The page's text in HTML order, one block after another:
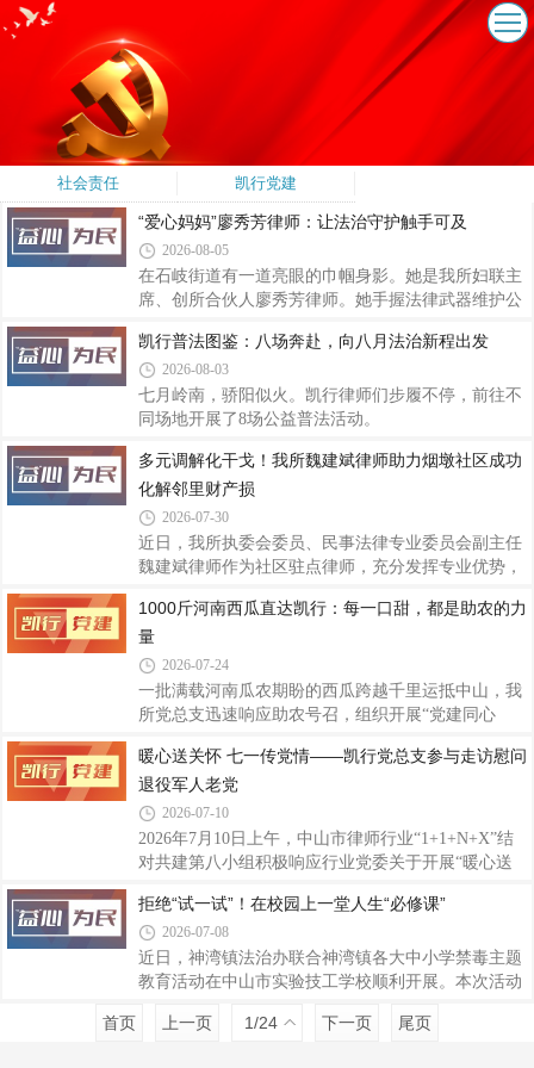
社会责任 凯行党建
“爱心妈妈”廖秀芳律师：让法治守护触手可及
2026-08-05
在石岐街道有一道亮眼的巾帼身影。她是我所妇联主
席、创所合伙人廖秀芳律师。她手握法律武器维护公
中可靠温暖的“爱心妈妈”。
凯行普法图鉴：八场奔赴，向八月法治新程出发
2026-08-03
七月岭南，骄阳似火。凯行律师们步履不停，前往不
同场地开展了8场公益普法活动。
多元调解化干戈！我所魏建斌律师助力烟墩社区成功
化解邻里财产损
2026-07-30
近日，我所执委会委员、民事法律专业委员会副主任
魏建斌律师作为社区驻点律师，充分发挥专业优势，
害赔偿纠纷，让剑拔弩张的邻里关系重归和睦，这正
是律师参与基层治理、践行“枫桥经验”的生动实践。
1000斤河南西瓜直达凯行：每一口甜，都是助农的力
量
2026-07-24
一批满载河南瓜农期盼的西瓜跨越千里运抵中山，我
所党总支迅速响应助农号召，组织开展“党建同心
暖心送关怀 七一传党情——凯行党总支参与走访慰问
退役军人老党
2026-07-10
2026年7月10日上午，中山市律师行业“1+1+N+X”结
对共建第八小组积极响应行业党委关于开展“暖心送
区党委、退役军人服务站开展走访慰问退役军人老党
员活动。此次活动共走访慰问了14位党龄60年以上的
退役军人老党员。
拒绝“试一试”！在校园上一堂人生“必修课”
2026-07-08
近日，神湾镇法治办联合神湾镇各大中小学禁毒主题
教育活动在中山市实验技工学校顺利开展。本次活动
员会副主任邓达聪律师到校开展禁毒专题宣讲。
首页 上一页 1/24 下一页 尾页